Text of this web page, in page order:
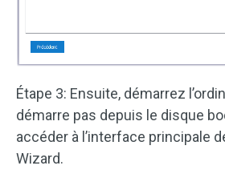
Étape 3: Ensuite, démarrez
démarre pas depuis le disque
accéder à l’interface principale
Wizard.